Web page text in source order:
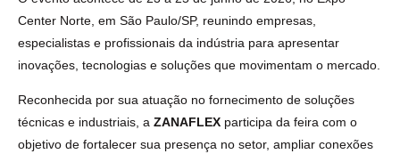
Center Norte, em São Paulo/SP, reunindo empresas,
especialistas e profissionais da indústria para apresentar
inovações, tecnologias e soluções que movimentam o mercado.
Reconhecida por sua atuação no fornecimento de soluções
técnicas e industriais, a ZANAFLEX participa da feira com o
objetivo de fortalecer sua presença no setor, ampliar conexões